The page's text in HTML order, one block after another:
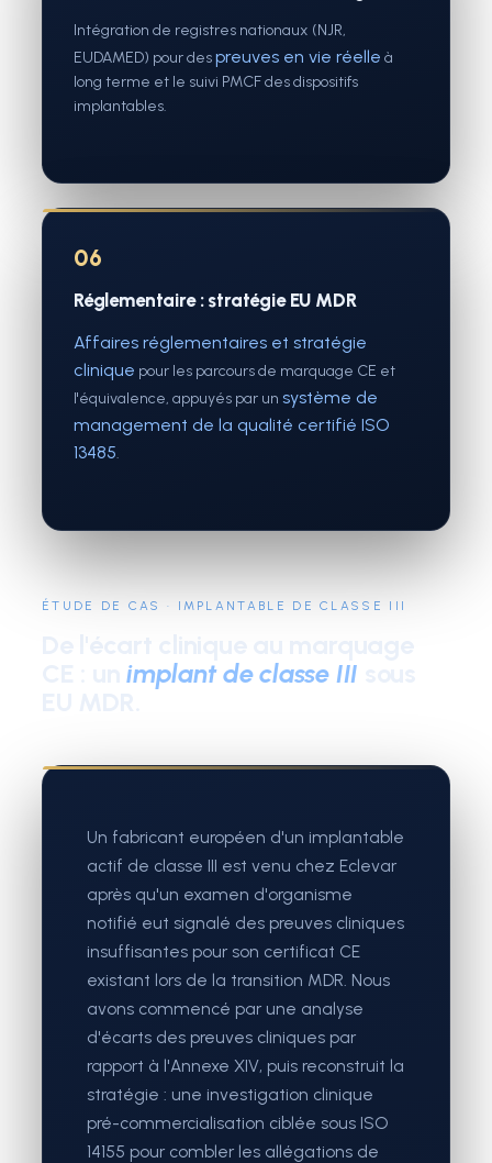
Intégration de registres nationaux (NJR,
EUDAMED) pour despreuves en vie réelle à
long terme et le suivi PMCF des dispositifs
implantables.
06
Réglementaire : stratégie EU MDR
Affaires réglementaires et stratégie
clinique pour les parcours de marquage CE et
l'équivalence, appuyés par un système de
management de la qualité certifié ISO
13485.
ÉTUDE DE CAS · IMPLANTABLE DE CLASSE III
CE : unimplant de classe III
Un fabricant européen d'un implantable
actif de classe III est venu chez Eclevar
après qu'un examen d'organisme
notifié eut signalé des preuves cliniques
insuffisantes pour son certificat CE
existant lors de la transition MDR. Nous
avons commencé par une analyse
d'écarts des preuves cliniques par
rapport à l'Annexe XIV, puis reconstruit la
stratégie : une investigation clinique
pré-commercialisation ciblée sous ISO
14155 pour combler les allégations de